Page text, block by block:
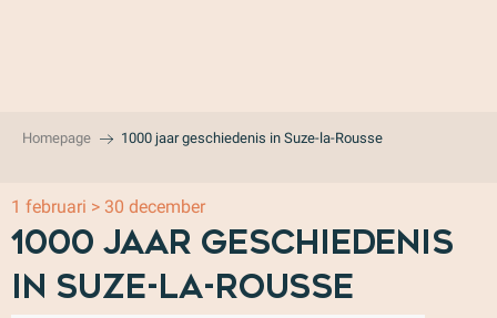
Homepage 1000 jaar geschiedenis in Suze-la-Rousse
1 februari > 30 december
1000 jaar geschiedenis
in Suze-la-Rousse